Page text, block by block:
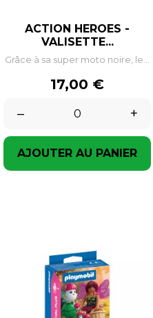
ACTION HEROES -
VALISETTE...
Grâce à sa super moto noire, le...
Prix
17,00 €
–
+
AJOUTER AU PANIER